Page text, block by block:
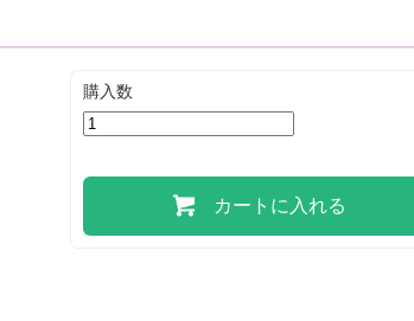
購入数
カートに入れる